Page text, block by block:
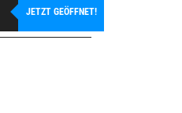
JETZT GEÖFFNET!